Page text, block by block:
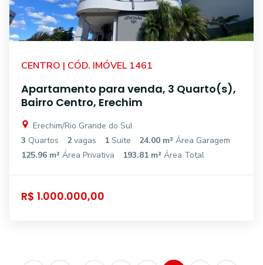
CENTRO | CÓD. IMÓVEL 1461
Apartamento para venda, 3 Quarto(s),
Bairro Centro, Erechim
Erechim/Rio Grande do Sul
3 Quartos 2 vagas 1 Suite 24.00 m² Área Garagem
125.96 m² Área Privativa 193.81 m² Área Total
R$ 1.000.000,00